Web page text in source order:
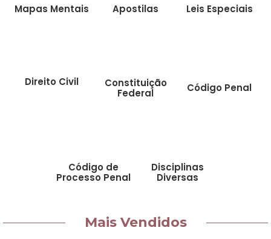
Mapas Mentais Apostilas Leis Especiais
Direito Civil
Constituição
Federal
Código Penal
Código de
Processo Penal
Disciplinas
Diversas
Mais Vendidos